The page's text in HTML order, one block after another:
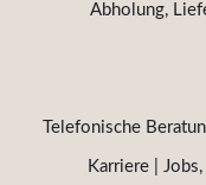
Abholung,
Telefonische
Karriere |